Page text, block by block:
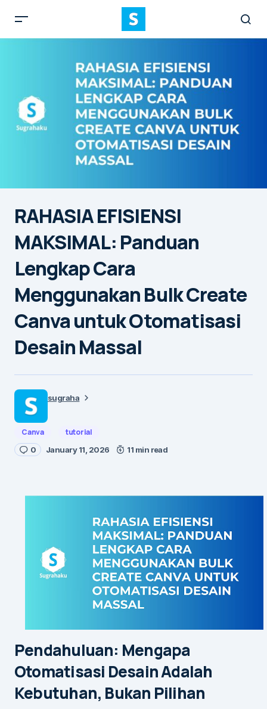
RAHASIA EFISIENSI
MAKSIMAL: Panduan
Lengkap Cara
Menggunakan Bulk Create
Canva untuk Otomatisasi
Desain Massal
sugraha
Canva tutorial
0 January 11, 2026 11 min read
Pendahuluan: Mengapa
Otomatisasi Desain Adalah
Kebutuhan, Bukan Pilihan